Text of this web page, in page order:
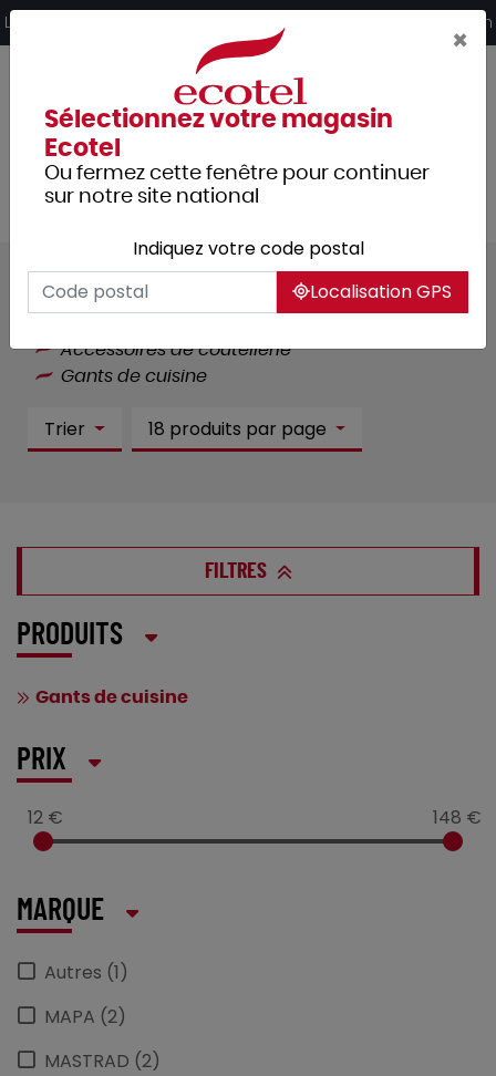
Livraison offerte dès 249€ HT d’achat et retrait 2h en magasin
Gants de cuisine :5 article(s)
Accessoires de coutellerie
Gants de cuisine
Trier 18 produits par page
FILTRES
PRODUITS
Gants de cuisine
PRIX
12 € 148 €
MARQUE
Autres (1)
MAPA (2)
MASTRAD (2)
×
Sélectionnez votre magasin
Ecotel
Ou fermez cette fenêtre pour continuer
sur notre site national
Indiquez votre code postal
Localisation GPS
Panneau de gestion des cookies